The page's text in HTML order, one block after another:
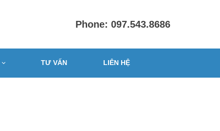
Phone: 097.543.8686
TƯ VẤN LIÊN HỆ